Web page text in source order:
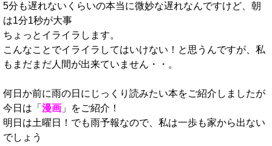
5分も遅れないくらいの本当に微妙な遅れなんですけど、朝
は1分1秒が大事
ちょっとイライラします。
こんなことでイライラしてはいけない！と思うんですが、私
もまだまだ人間が出来ていません・・。
何日か前に雨の日にじっくり読みたい本をご紹介しましたが
今日は「 漫画 」をご紹介！
明日は土曜日！でも雨予報なので、私は一歩も家から出ない
でしょう